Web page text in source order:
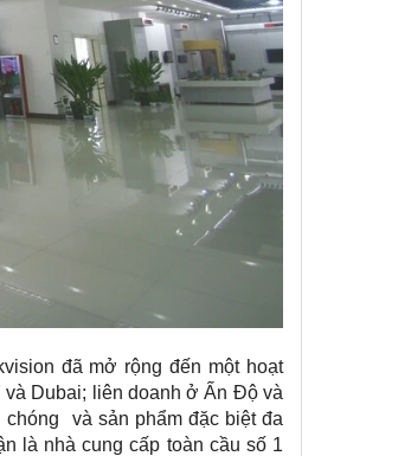
đã mở rộng đến một hoạt
Dubai; liên doanh ở Ấn Độ và
và sản phẩm đặc biệt đa
là nhà cung cấp toàn cầu số 1